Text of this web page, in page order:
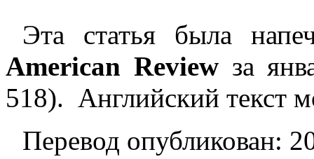
Эта статья была
American Reviewза
518). Английский текст
Перевод опубликован: